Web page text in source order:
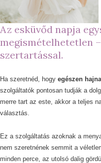
Az esküvőd napja
megismételhetetlen
szertartással.
Ha szeretnéd, hogy egészen
szolgáltatók pontosan tudják a
merre tart az este, akkor a teljes
választás.
Ez a szolgáltatás azoknak a
nem szeretnének semmit a
minden perce, az utolsó dalig